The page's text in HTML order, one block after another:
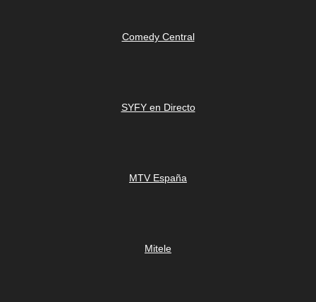
Comedy Central
SYFY en Directo
MTV España
Mitele